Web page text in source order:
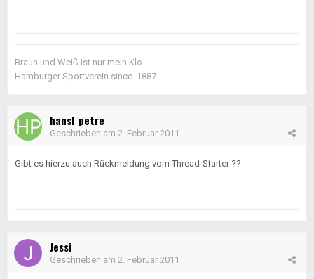
Braun und Weiß ist nur mein Klo
Hamburger Sportverein since. 1887
hansl_petre
Geschrieben am 2. Februar 2011
Gibt es hierzu auch Rückmeldung vom Thread-Starter ??
Jessi
Geschrieben am 2. Februar 2011